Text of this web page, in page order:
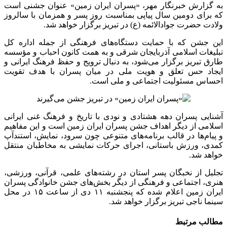
به گزارش خبرنگار مهر، «پسران ایران زمین» عنوان جشنی است
که برای دومین سال پیاپی بمناسبت روز پسر و همزمان با سالروز
ولادت حضرت جوادالائمه (ع) در تبریز برگزار خواهد شد.
این جشن که با حمایت دستگاه‌های فرهنگی از جمله اداره کل
تبلیغات اسلامی آذربایجان شرقی و به همت کانون احباب و مؤسسه
طارق تبریز برگزار می‌شود، به دنبال ترویج و حفظ فرهنگ ایرانی و
ایجاد حس تعلق و هویت ملی در میان پسران با هدف تقویت
احساس مسئولیت اجتماعی و ملی است.
آشنایی پسران دهه هشتادی و نودی با تاریخ و فرهنگ غنی ایرانی
اسلامی از دیگر اهداف جشن پسران ایران زمین است و این مفاهیم
و پیام‌ها در قالب برنامه‌های متنوعی چون سرود، نمایش،
استندآپ
کمدی، ورزش باستانی، اجرای حرکات نمایشی به مخاطبان منتقل
خواهد شد.
تجلیل از نخبگان پسر استان در رشته‌های علمی، قرآنی، ورزشی،
هنری، اجتماعی و فرهنگی از دیگر بخش‌های جشن خانوادگی پسران
ایران زمین اعلام شده که پنجشنبه ۱۱ دی از ساعت ۱۵ در محل
سینما ناجی تبریز برگزار خواهد شد.
مطالب مرتبط